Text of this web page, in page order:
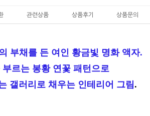
관련상품 상품후기 상품문의
부채를 든 여인 황금빛 명화 액자.
부르는 봉황 연꽃 패턴으로
갤러리로 채우는 인테리어 그림.